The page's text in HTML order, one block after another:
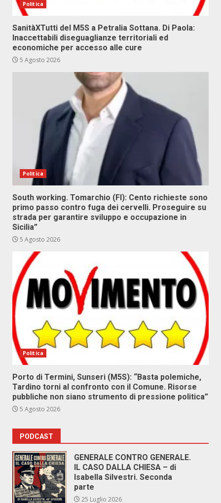
Politica
SanitàXTutti del M5S a Petralia Sottana. Di Paola:
Inaccettabili diseguaglianze territoriali ed
economiche per accesso alle cure
5 Agosto 2026
Politica
South working. Tomarchio (FI): Cento richieste sono
primo passo contro fuga dei cervelli. Proseguire su
strada per garantire sviluppo e occupazione in
Sicilia”
5 Agosto 2026
Politica
Porto di Termini, Sunseri (M5S): “Basta polemiche,
Tardino torni al confronto con il Comune. Risorse
pubbliche non siano strumento di pressione politica”
5 Agosto 2026
PODCAST
GENERALE CONTRO GENERALE.
IL CASO DALLA CHIESA – di
Isabella Silvestri. Seconda
parte
25 Luglio 2026